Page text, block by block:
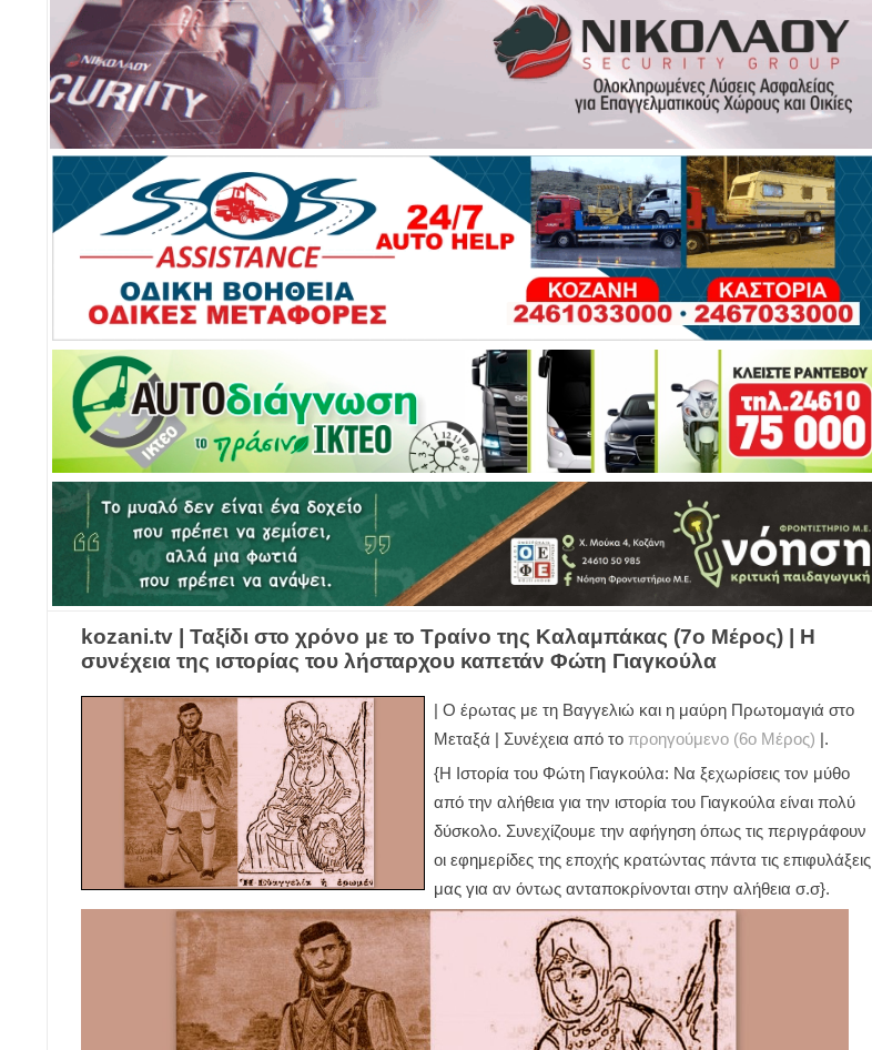
kozani.tv | Ταξίδι στο χρόνο με το Τραίνο της Καλαμπάκας (7ο Μέρος) | Η
συνέχεια της ιστορίας του λήσταρχου καπετάν Φώτη Γιαγκούλα
| Ο έρωτας με τη Βαγγελιώ και η μαύρη Πρωτομαγιά στο
Μεταξά | Συνέχεια από το προηγούμενο (6ο Μέρος) |.
{Η Ιστορία του Φώτη Γιαγκούλα: Να ξεχωρίσεις τον μύθο
από την αλήθεια για την ιστορία του Γιαγκούλα είναι πολύ
δύσκολο. Συνεχίζουμε την αφήγηση όπως τις περιγράφουν
οι εφημερίδες της εποχής κρατώντας πάντα τις επιφυλάξεις
μας για αν όντως ανταποκρίνονται στην αλήθεια σ.σ}.